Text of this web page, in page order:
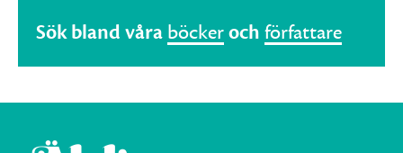
Sök bland våra böckeroch författare